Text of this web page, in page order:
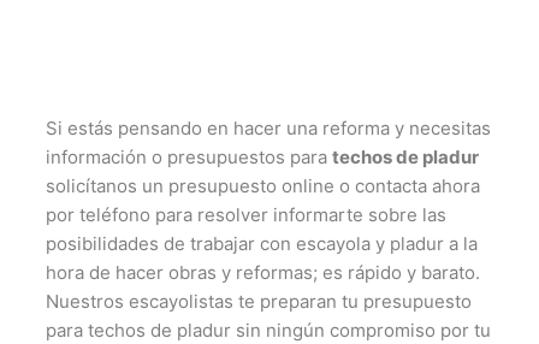
Si estás pensando en hacer una reforma y necesitas
información o presupuestos para techos de pladur
solicítanos un presupuesto online o contacta ahora
por teléfono para resolver informarte sobre las
posibilidades de trabajar con escayola y pladur a la
hora de hacer obras y reformas; es rápido y barato.
Nuestros escayolistas te preparan tu presupuesto
para techos de pladur sin ningún compromiso por tu